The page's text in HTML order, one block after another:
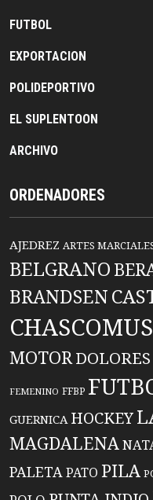
FUTBOL
EXPORTACION
POLIDEPORTIVO
EL SUPLENTOON
ARCHIVO
ORDENADORES
AJEDREZ ARTES
BELGRANO
BRANDSEN
CHASCOMUS
MOTORDOLORES
FEMENINO FFBP
GUERNICA HOCKEY
MAGDALENA
PALETAPATO PILA